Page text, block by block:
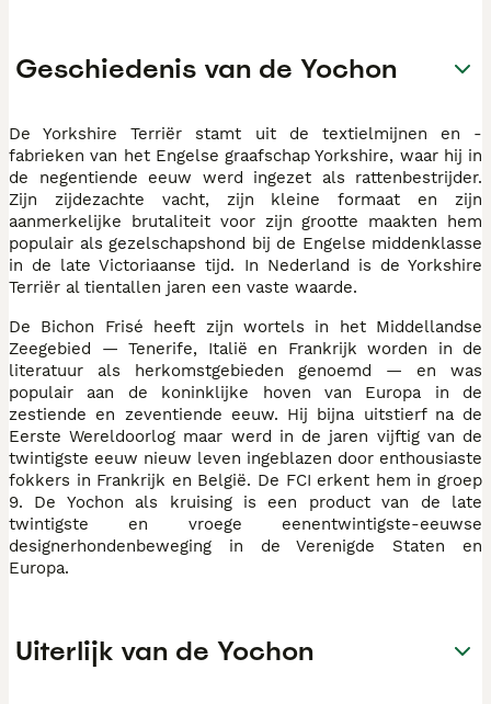
Geschiedenis van de Yochon
De Yorkshire Terriër stamt uit de textielmijnen en -
fabrieken van het Engelse graafschap Yorkshire, waar hij in
de negentiende eeuw werd ingezet als rattenbestrijder.
Zijn zijdezachte vacht, zijn kleine formaat en zijn
aanmerkelijke brutaliteit voor zijn grootte maakten hem
populair als gezelschapshond bij de Engelse middenklasse
in de late Victoriaanse tijd. In Nederland is de Yorkshire
Terriër al tientallen jaren een vaste waarde.
De Bichon Frisé heeft zijn wortels in het Middellandse
Zeegebied — Tenerife, Italië en Frankrijk worden in de
literatuur als herkomstgebieden genoemd — en was
populair aan de koninklijke hoven van Europa in de
zestiende en zeventiende eeuw. Hij bijna uitstierf na de
Eerste Wereldoorlog maar werd in de jaren vijftig van de
twintigste eeuw nieuw leven ingeblazen door enthousiaste
fokkers in Frankrijk en België. De FCI erkent hem in groep
9. De Yochon als kruising is een product van de late
twintigste en vroege eenentwintigste-eeuwse
designerhondenbeweging in de Verenigde Staten en
Europa.
Uiterlijk van de Yochon